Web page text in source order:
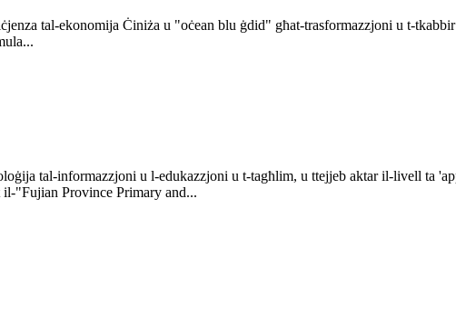
tal-ekonomija Ċiniża u "oċean blu ġdid" għat-trasformazzjoni u t-
tal-informazzjoni u l-edukazzjoni u t-tagħlim, u ttejjeb aktar il-livell ta
"Fujian Province Primary and...